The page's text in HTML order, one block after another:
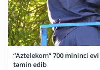
“Aztelekom” 700 mininci
təmin edib